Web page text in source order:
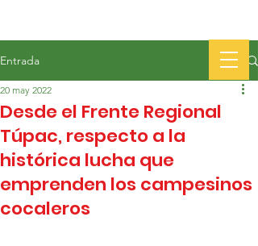
Entrada
Desde el Frente Regional
Túpac, respecto a la
histórica lucha que
emprenden los campesinos
cocaleros
20 may 2022